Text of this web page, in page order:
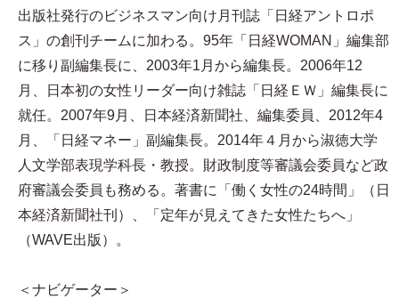
出版社発行のビジネスマン向け月刊誌「日経アントロポ
ス」の創刊チームに加わる。95年「日経WOMAN」編集部
に移り副編集長に、2003年1月から編集長。2006年12
月、日本初の女性リーダー向け雑誌「日経ＥＷ」編集長に
就任。2007年9月、日本経済新聞社、編集委員、2012年4
月、「日経マネー」副編集長。2014年４月から淑徳大学
人文学部表現学科長・教授。財政制度等審議会委員など政
府審議会委員も務める。著書に「働く女性の24時間」（日
本経済新聞社刊）、「定年が見えてきた女性たちへ」
（WAVE出版）。
＜ナビゲーター＞